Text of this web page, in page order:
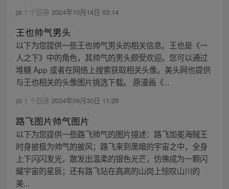
1 个回答 2024年10月14日 03:14
王也帅气男头
以下为您提供一些王也帅气男头的相关信息。王也是《一
人之下》中的角色，其帅气的男头颇受欢迎。您可以通过
堆糖 App 或者在网络上搜索获取相关头像。美头网也提供
与王也相关的头像图片挑选下载。 原漫画《...
1 个回答 2024年09月30日 11:26
路飞图片帅气图片
以下为您提供一些路飞帅气的图片描述：路飞加冕海贼王
时身披极为帅气的披风；路飞来到黑暗的宇宙之中，全身
上下闪闪发光，散发出温柔的银色光芒，仿佛成为一颗闪
耀宇宙的星辰；还有路飞站在高高的山岗上惊叹山川的
美...